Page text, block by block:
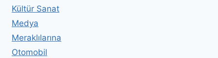
Kültür Sanat
Medya
Meraklılarına
Otomobil